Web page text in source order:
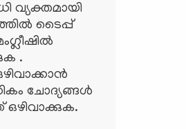
വ്യക്തമായി
ടൈപ്പ്
.
ചോദ്യങ്ങള്‍
ഒഴിവാക്കുക.